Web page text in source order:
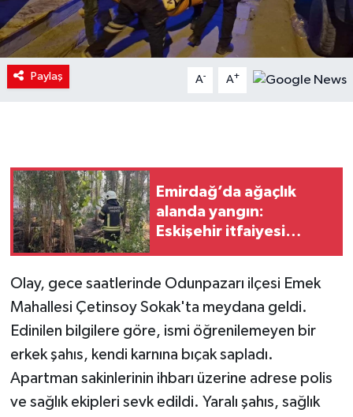
Paylaş A- A+
Emirdağ’da ağaçlık
alanda yangın:
Eskişehir itfaiyesi
Olay, gece saatlerinde Odunpazarı ilçesi Emek
Mahallesi Çetinsoy Sokak'ta meydana geldi.
Edinilen bilgilere göre, ismi öğrenilemeyen bir
erkek şahıs, kendi karnına bıçak sapladı.
Apartman sakinlerinin ihbarı üzerine adrese polis
ve sağlık ekipleri sevk edildi. Yaralı şahıs, sağlık